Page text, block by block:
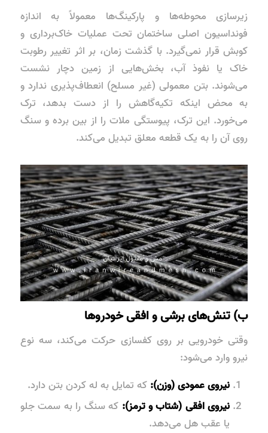
زیرسازی محوطه‌ها و پارکینگ‌ها معمولاً به اندازه
فونداسیون اصلی ساختمان تحت عملیات خاک‌برداری و
کوبش قرار نمی‌گیرد. با گذشت زمان، بر اثر تغییر رطوبت
خاک یا نفوذ آب، بخش‌هایی از زمین دچار نشست
می‌شوند. بتن معمولی (غیر مسلح) انعطاف‌پذیری ندارد و
به محض اینکه تکیه‌گاهش را از دست بدهد، ترک
می‌خورد. این ترک، پیوستگی ملات را از بین برده و سنگ
روی آن را به یک قطعه معلق تبدیل می‌کند.
ب) تنش‌های برشی و افقی خودروها
وقتی خودرویی بر روی کفسازی حرکت می‌کند، سه نوع
نیرو وارد می‌شود:
نیروی عمودی (وزن): که تمایل به له کردن بتن دارد.
نیروی افقی (شتاب و ترمز): که سنگ را به سمت جلو
یا عقب هل می‌دهد.